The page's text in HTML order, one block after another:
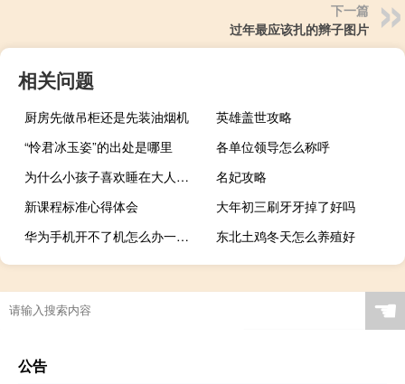
下一篇
过年最应该扎的辫子图片
相关问题
厨房先做吊柜还是先装油烟机
英雄盖世攻略
“怜君冰玉姿”的出处是哪里
各单位领导怎么称呼
为什么小孩子喜欢睡在大人肚子上 喜欢和大肚子孕妇睡觉
名妃攻略
新课程标准心得体会
大年初三刷牙牙掉了好吗
华为手机开不了机怎么办一直显示在华为图标（华为手机开不了机）
东北土鸡冬天怎么养殖好
☚
公告